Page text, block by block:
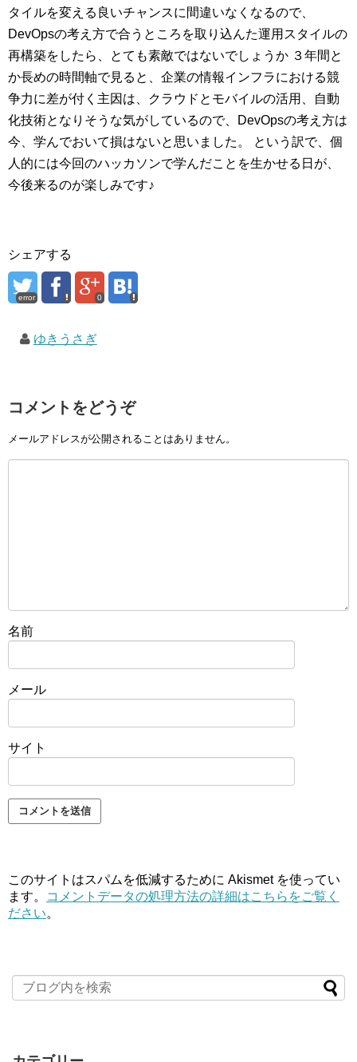
タイルを変える良いチャンスに間違いなくなるので、
DevOpsの考え方で合うところを取り込んた運用スタイルの
再構築をしたら、とても素敵ではないでしょうか ３年間と
か長めの時間軸で見ると、企業の情報インフラにおける競
争力に差が付く主因は、クラウドとモバイルの活用、自動
化技術となりそうな気がしているので、DevOpsの考え方は
今、学んでおいて損はないと思いました。 という訳で、個
人的には今回のハッカソンで学んだことを生かせる日が、
今後来るのが楽しみです♪
シェアする
error 0
ゆきうさぎ
コメントをどうぞ
メールアドレスが公開されることはありません。
名前
メール
サイト
このサイトはスパムを低減するために Akismet を使ってい
ます。
コメントデータの処理方法の詳細はこちらをご覧く
ださい。